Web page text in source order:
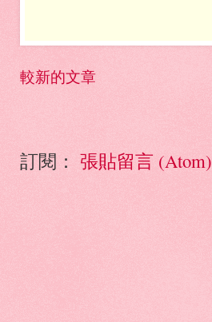
較新的文章
訂閱： 張貼留言 (Atom)